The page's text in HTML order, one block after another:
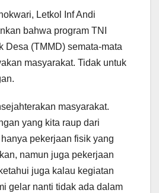
Letkol Inf Andi
bahwa program TNI
Desa (TMMD) semata-mata
masyarakat. Tidak untuk
masyarakat.
yang kita raup dari
pekerjaan fisik yang
namun juga pekerjaan
juga kalau kegiatan
gelar nanti tidak ada dalam